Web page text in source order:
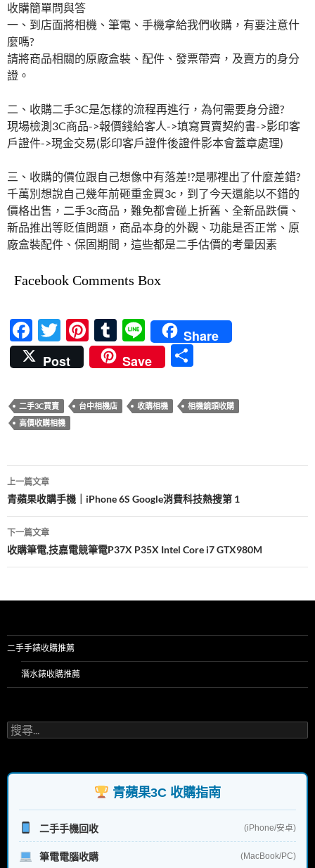
收購簡單問與答
一、到店面將相機、筆電、手機拿給我們收購，有要注意什
麼嗎?
請將商品相關的原廠盒裝、配件、發票帶齊，及賣方的身分
證。
二、收購二手3C是怎樣的流程再進行，為何需要身分證?
現場檢測3C商品->報價錢給客人->填寫買賣契約書->影印客
戶證件->現金交易(影印客戶證件後證件影本會蓋章處理)
三、收購的價位跟自己想像中有落差!?是哪裡出了什麼差錯?
千萬別想說自己幾年前砸重金買3c，到了今天還能以不錯的
價格出售，二手3c商品，難免都會碰上折舊、全新品跌價、
新品推出等貶值問題，商品本身的外觀、功能是否正常、原
廠盒裝配件、保固期間，這些都是二手估價的考量因素
Facebook Comments Box
F
ac
e
b
o
k
T
w
itt
er
Pi
nt
er
es
t
T
u
m
bl
r
Li
n
e
Share
Post
Save
二手3C買賣 台中相機店 收購相機
相機鏡頭收購
高價收購相機
文
章
導
覽
上一篇文章
青蘋果收購手機｜iPhone 6S Google消費科技熱搜第 1
下一篇文章
收購筆電,技嘉電競筆電P37X P35X Intel Core i7 GTX980M
二手手錶收購推薦
潛水錶收購推薦
搜
尋
字:
青蘋果3C 收購指南
二手手機回收 (iPhone/安卓)
筆電電腦收購 (MacBook/PC)